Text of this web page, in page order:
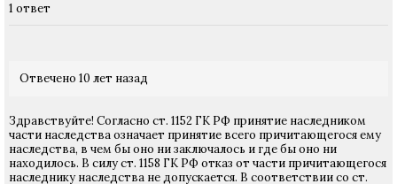
1 ответ
Отвечено 10 лет назад
Здравствуйте! Согласно ст. 1152 ГК РФ принятие наследником
части наследства означает принятие всего причитающегося ему
наследства, в чем бы оно ни заключалось и где бы оно ни
находилось. В силу ст. 1158 ГК РФ отказ от части причитающегося
наследнику наследства не допускается. В соответствии со ст.